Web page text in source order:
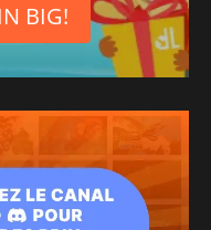
BIG!